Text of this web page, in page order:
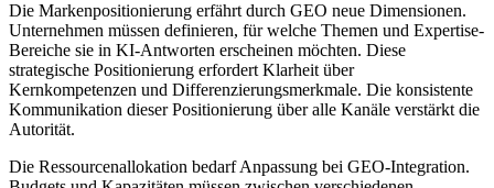
Die Markenpositionierung erfährt durch GEO neue Dimensionen.
Unternehmen müssen definieren, für welche Themen und Expertise-
Bereiche sie in KI-Antworten erscheinen möchten. Diese
strategische Positionierung erfordert Klarheit über
Kernkompetenzen und Differenzierungsmerkmale. Die konsistente
Kommunikation dieser Positionierung über alle Kanäle verstärkt die
Autorität.
Die Ressourcenallokation bedarf Anpassung bei GEO-Integration.